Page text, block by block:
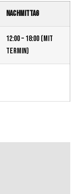
Nachmittag
12:00 – 18:00 (mit
Termin)